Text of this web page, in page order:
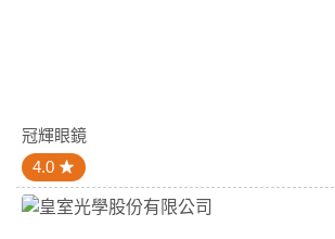
冠輝眼鏡
4.0